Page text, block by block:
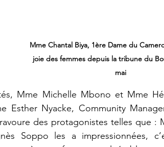
Mme Chantal Biya, 1ère Dame du
joie des femmes depuis la tribune du
mai
Mme Michelle Mbono et Mme
Esther Nyacke, Community
des protagonistes telles que :
Soppo les a impressionnées,